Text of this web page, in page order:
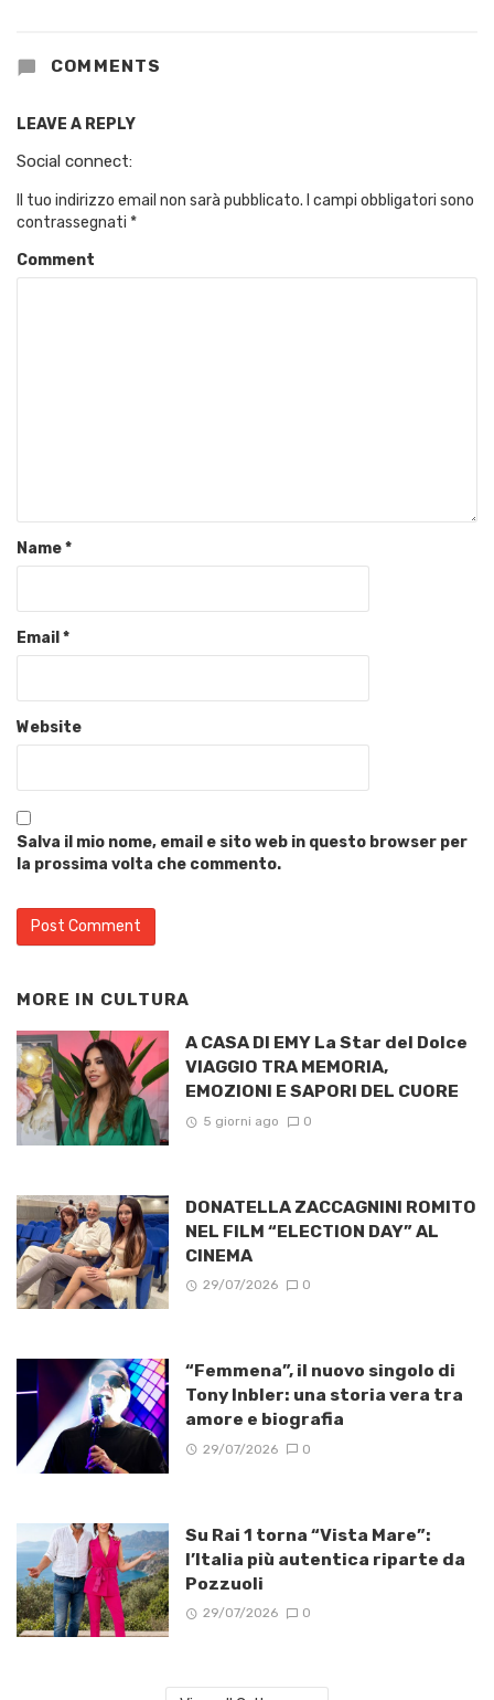
COMMENTS
LEAVE A REPLY
Social connect:
Il tuo indirizzo email non sarà pubblicato. I campi obbligatori sono
contrassegnati *
Comment
Name*
Email *
Website
Salva il mio nome, email e sito web in questo browser per
la prossima volta che commento.
MORE IN CULTURA
A CASA DI EMY La Star del Dolce
VIAGGIO TRA MEMORIA,
EMOZIONI E SAPORI DEL CUORE
5 giorni ago 0
DONATELLA ZACCAGNINI ROMITO
NEL FILM “ELECTION DAY” AL
CINEMA
29/07/2026 0
“Femmena”, il nuovo singolo di
Tony Inbler: una storia vera tra
amore e biografia
29/07/2026 0
Su Rai 1 torna “Vista Mare”:
l’Italia più autentica riparte da
Pozzuoli
29/07/2026 0